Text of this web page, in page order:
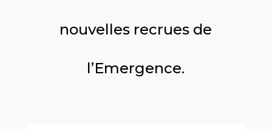
nouvelles recrues de
l’Emergence.